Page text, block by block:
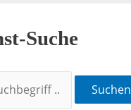
Suche
Suchen